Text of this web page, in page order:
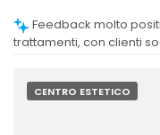
trattamenti, con clienti
CENTRO ESTETICO